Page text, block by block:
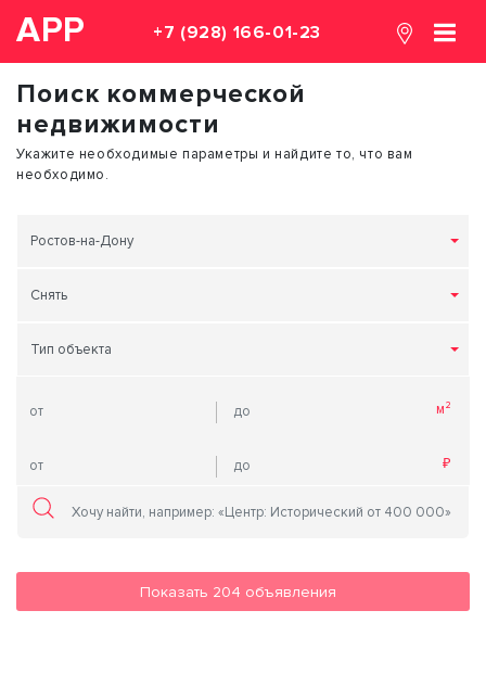
АРР +7 (928) 166-01-23
Поиск коммерческой
недвижимости
Укажите необходимые параметры и найдите то, что вам
необходимо.
Ростов-на-Дону
Снять
Тип объекта
Показать 204 объявления